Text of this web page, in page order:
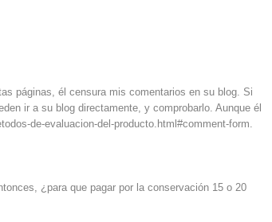
páginas, él censura mis comentarios en su blog. Si
ir a su blog directamente, y comprobarlo. Aunque él
de-evaluacion-del-producto.html#comment-form.
¿para que pagar por la conservación 15 o 20